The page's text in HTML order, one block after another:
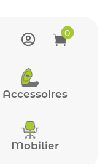
0

Accessoires
Mobilier
Tapis de